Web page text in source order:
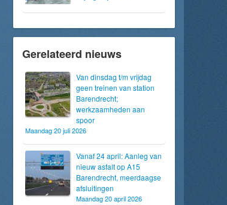
Gerelateerd nieuws
Van dinsdag t/m vrijdag
geen treinen van station
Barendrecht;
werkzaamheden aan
spoor
Maandag 20 juli 2026
Vanaf 24 april: Aanleg van
nieuw asfalt op A15
Barendrecht, meerdaagse
afsluitingen
Maandag 20 april 2026